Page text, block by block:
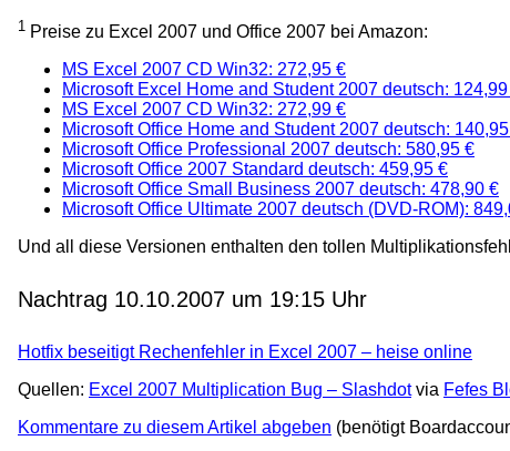
1 Preise zu Excel 2007 und Office 2007 bei Amazon:
MS Excel 2007 CD Win32: 272,95 €
Microsoft Excel Home and Student 2007 deutsch:
MS Excel 2007 CD Win32: 272,99 €
Microsoft Office Home and Student 2007 deutsch:
Microsoft Office Professional 2007 deutsch: 580,95 €
Microsoft Office 2007 Standard deutsch: 459,95 €
Microsoft Office Small Business 2007 deutsch: 478,90 €
Microsoft Office Ultimate 2007 deutsch (DVD-ROM):
Und all diese Versionen enthalten den tollen
Nachtrag 10.10.2007 um 19:15 Uhr
Hotfix beseitigt Rechenfehler in Excel 2007 – heise online
Quellen: Excel 2007 Multiplication Bug – Slashdotvia Fefes
Kommentare zu diesem Artikel abgeben (benötigt